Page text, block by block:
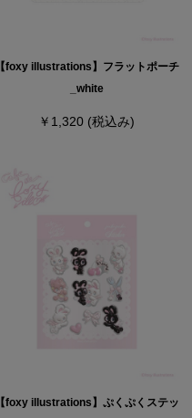
【foxy illustrations】フラットポーチ
_white
￥1,320 (税込み)
【foxy illustrations】ぷくぷくステッ